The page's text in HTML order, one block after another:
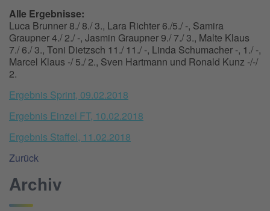
Alle Ergebnisse:
Luca Brunner 8./ 8./ 3., Lara Richter 6./5./ -, Samira
Graupner 4./ 2./ -, Jasmin Graupner 9./ 7./ 3., Malte Klaus
7./ 6./ 3., Toni Dietzsch 11./ 11./ -, Linda Schumacher -, 1./ -,
Marcel Klaus -/ 5./ 2., Sven Hartmann und Ronald Kunz -/-/
2.
Ergebnis Sprint, 09.02.2018
Ergebnis Einzel FT, 10.02.2018
Ergebnis Staffel, 11.02.2018
Zurück
Archiv